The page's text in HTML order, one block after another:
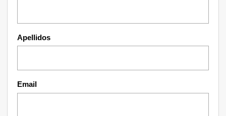
Apellidos
Email